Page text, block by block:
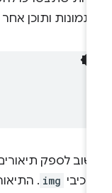
ותוכן אחר
לספק תיאורים
img
.